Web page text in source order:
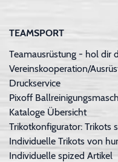
TEAMSPORT
Teamausrüstung - hol dir
Vereinskooperation/
Druckservice
Pixoff
Kataloge Übersicht
Trikotkonfigurator: Trikots
Individuelle Trikots von
Individuelle spized Artikel